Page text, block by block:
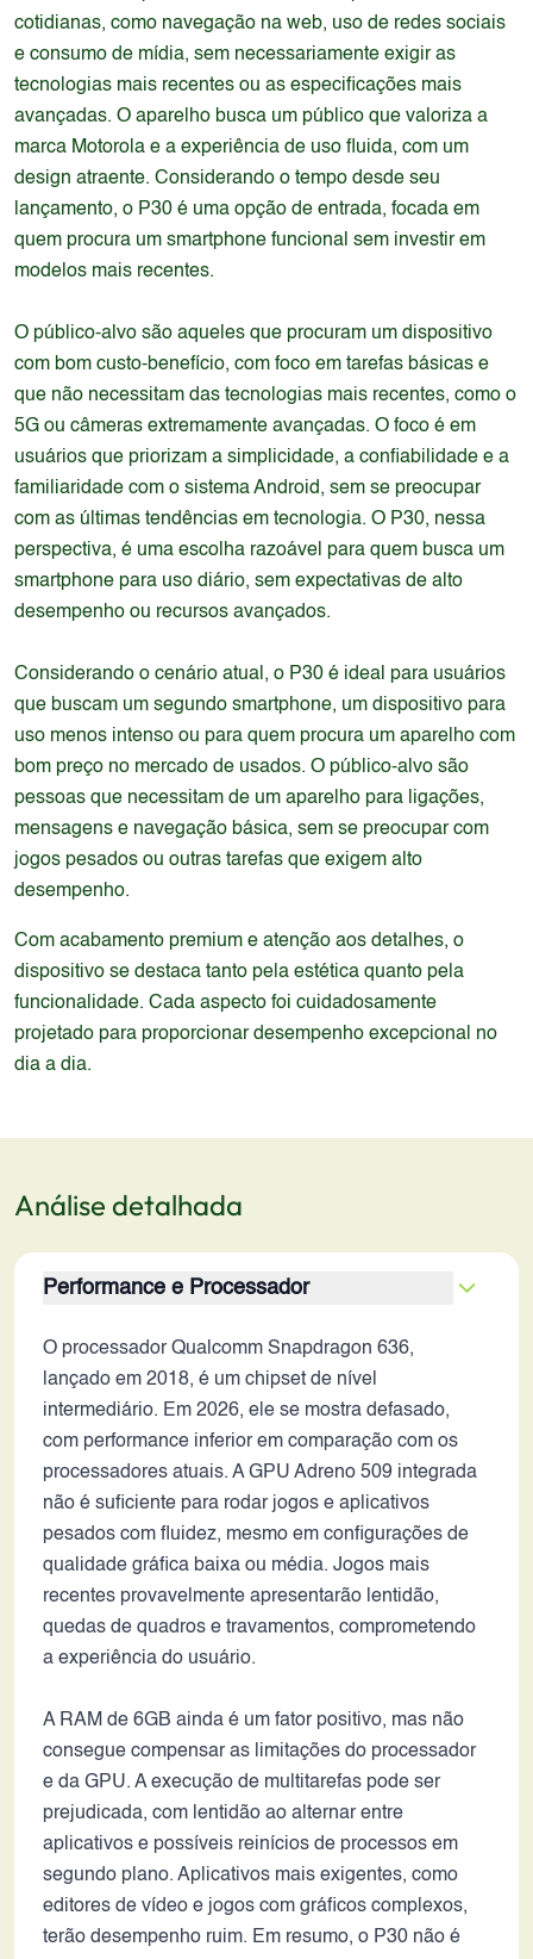
cotidianas, como navegação na web, uso de redes sociais
e consumo de mídia, sem necessariamente exigir as
tecnologias mais recentes ou as especificações mais
avançadas. O aparelho busca um público que valoriza a
marca Motorola e a experiência de uso fluida, com um
design atraente. Considerando o tempo desde seu
lançamento, o P30 é uma opção de entrada, focada em
quem procura um smartphone funcional sem investir em
modelos mais recentes.
O público-alvo são aqueles que procuram um dispositivo
com bom custo-benefício, com foco em tarefas básicas e
que não necessitam das tecnologias mais recentes, como o
5G ou câmeras extremamente avançadas. O foco é em
usuários que priorizam a simplicidade, a confiabilidade e a
familiaridade com o sistema Android, sem se preocupar
com as últimas tendências em tecnologia. O P30, nessa
perspectiva, é uma escolha razoável para quem busca um
smartphone para uso diário, sem expectativas de alto
desempenho ou recursos avançados.
Considerando o cenário atual, o P30 é ideal para usuários
que buscam um segundo smartphone, um dispositivo para
uso menos intenso ou para quem procura um aparelho com
bom preço no mercado de usados. O público-alvo são
pessoas que necessitam de um aparelho para ligações,
mensagens e navegação básica, sem se preocupar com
jogos pesados ou outras tarefas que exigem alto
desempenho.
Com acabamento premium e atenção aos detalhes, o
dispositivo se destaca tanto pela estética quanto pela
funcionalidade. Cada aspecto foi cuidadosamente
projetado para proporcionar desempenho excepcional no
dia a dia.
Análise detalhada
Performance e Processador
O processador Qualcomm Snapdragon 636,
lançado em 2018, é um chipset de nível
intermediário. Em 2026, ele se mostra defasado,
com performance inferior em comparação com os
processadores atuais. A GPU Adreno 509 integrada
não é suficiente para rodar jogos e aplicativos
pesados com fluidez, mesmo em configurações de
qualidade gráfica baixa ou média. Jogos mais
recentes provavelmente apresentarão lentidão,
quedas de quadros e travamentos, comprometendo
a experiência do usuário.
A RAM de 6GB ainda é um fator positivo, mas não
consegue compensar as limitações do processador
e da GPU. A execução de multitarefas pode ser
prejudicada, com lentidão ao alternar entre
aplicativos e possíveis reinícios de processos em
segundo plano. Aplicativos mais exigentes, como
editores de vídeo e jogos com gráficos complexos,
terão desempenho ruim. Em resumo, o P30 não é